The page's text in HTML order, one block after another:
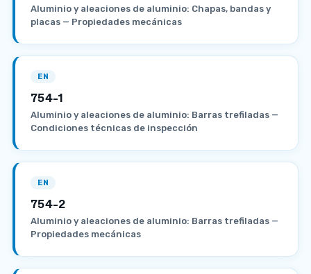
Aluminio y aleaciones de aluminio: Chapas, bandas y
placas — Propiedades mecánicas
EN
754-1
Aluminio y aleaciones de aluminio: Barras trefiladas —
Condiciones técnicas de inspección
EN
754-2
Aluminio y aleaciones de aluminio: Barras trefiladas —
Propiedades mecánicas